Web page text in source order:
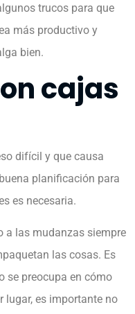
trucos para que
más productivo y
bien.
cajas
difícil y que causa
planificación para
es necesaria.
a las mudanzas siempre
las cosas. Es
se preocupa en cómo
lugar, es importante no